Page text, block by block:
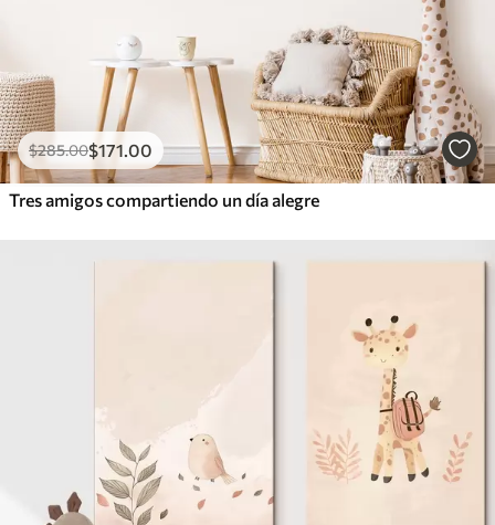
$285.00$171.00
Tres amigos compartiendo un día alegre